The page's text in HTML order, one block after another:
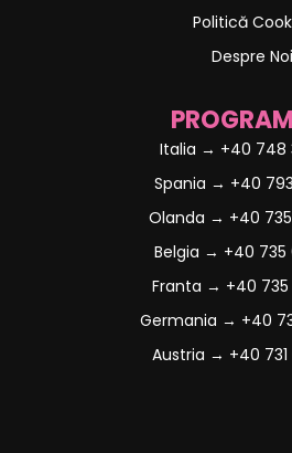
Politică
Despre Noi
Italia → +40 748
Spania → +40 793
Olanda → +40
Belgia → +40 735
Franta → +40 735
Germania → +40
Austria → +40 731